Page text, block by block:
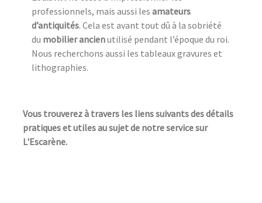
professionnels, mais aussi les amateurs
d’antiquités. Cela est avant tout dû à la sobriété
du mobilier ancienutilisé pendant l’époque du roi.
Nous recherchons aussi les tableaux gravures et
lithographies.
Vous trouverez à travers les liens suivants des détails
pratiques et utiles au sujet de notre service sur
L'Escarène.